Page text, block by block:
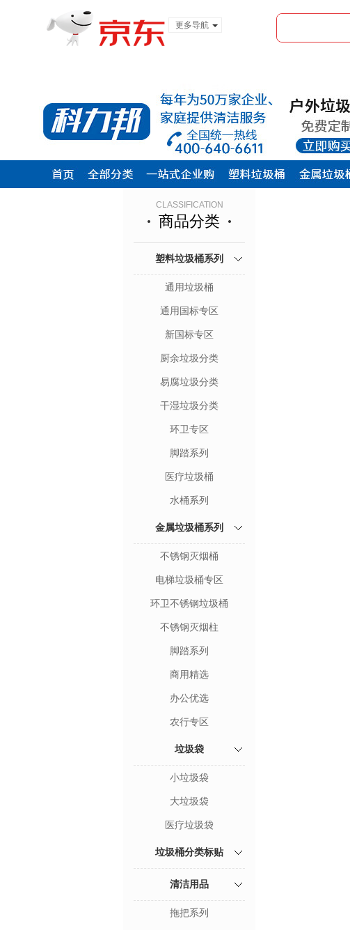
更多导航
CLASSIFICATION
商品分类
塑料垃圾桶系列
通用垃圾桶
通用国标专区
新国标专区
厨余垃圾分类
易腐垃圾分类
干湿垃圾分类
环卫专区
脚踏系列
医疗垃圾桶
水桶系列
金属垃圾桶系列
不锈钢灭烟桶
电梯垃圾桶专区
环卫不锈钢垃圾桶
不锈钢灭烟柱
脚踏系列
商用精选
办公优选
农行专区
垃圾袋
小垃圾袋
大垃圾袋
医疗垃圾袋
垃圾桶分类标贴
清洁用品
拖把系列